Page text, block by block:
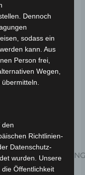
Versand
Dennoch
sodass ein
kann. Aus
Person frei,
Wegen,
den
Richtlinien-
Datenschutz-
wurden. Unsere
Öffentlichkeit